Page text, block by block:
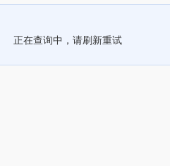
正在查询中，请刷新重试